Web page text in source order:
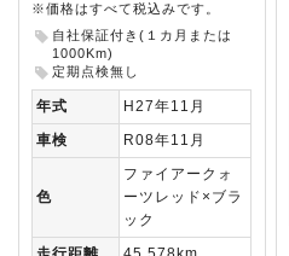
※価格はすべて税込みです。
自社保証付き(１カ月または
1000Km)
定期点検無し
年式
H27年11月
車検
R08年11月
色
ファイアークォ
ーツレッド×ブラ
ック